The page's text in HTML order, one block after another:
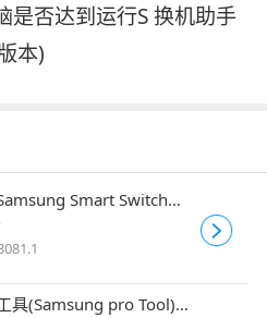
是否达到运行S 换机助手
本)
Smart Switch
方免费安装版
具(Samsung pro Tool)